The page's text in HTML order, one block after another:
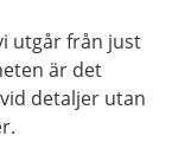
utgår från just
är det
detaljer utan